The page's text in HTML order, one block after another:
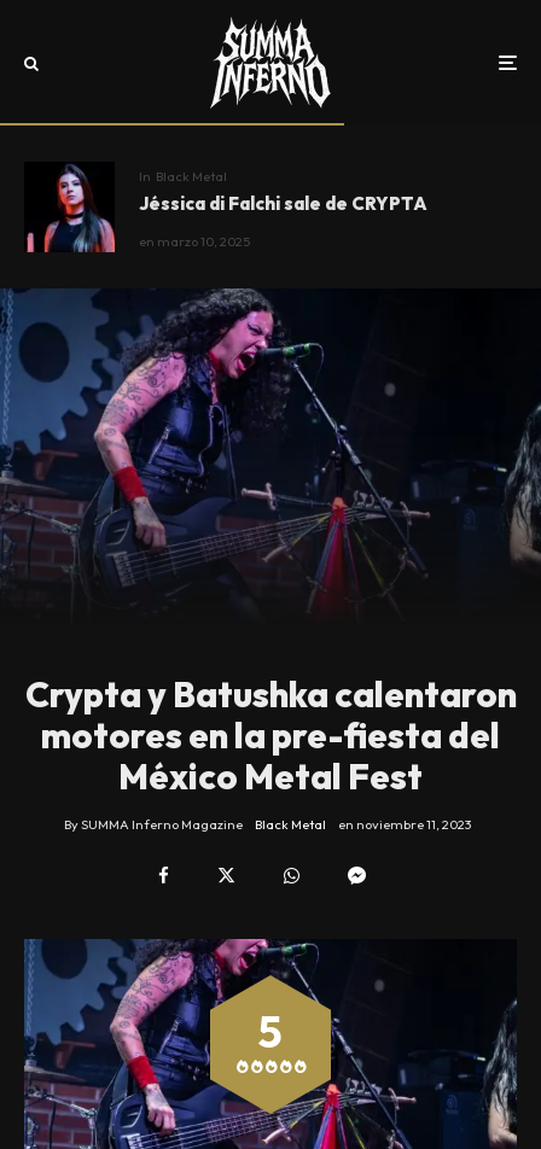
In Black Metal
Jéssica di Falchi sale de CRYPTA
en marzo 10, 2025
Crypta y Batushka calentaron
motores en la pre-fiesta del
México Metal Fest
BySUMMA Inferno Magazine Black Metal en noviembre 11, 2023
5